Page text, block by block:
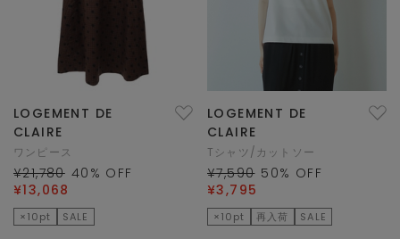
LOGEMENT DE
CLAIRE
ワンピース
¥21,780 40 % OFF
¥13,068
×10pt SALE
LOGEMENT DE
CLAIRE
Tシャツ/カットソー
¥7,590 50% OFF
¥3,795
×10pt 再入荷 SALE